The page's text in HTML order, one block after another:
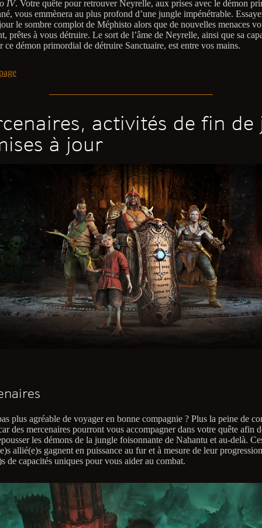
IV. Votre quête pour retrouver Neyrelle, aux prises avec le démon
vous emmènera au plus profond d’une jungle impénétrable.
le sombre complot de Méphisto alors que de nouvelles menaces
prêtes à vous détruire. Le sort de l’âme de Neyrelle, ainsi que sa
ce démon primordial de détruire Sanctuaire, est entre vos mains.
activités de fin de
à jour
plus agréable de voyager en bonne compagnie ? Plus la peine de
des mercenaires pourront vous accompagner dans votre quête afin
les démons de la jungle foisonnante de Nahantu et au-delà.
allié(e)s gagnent en puissance au fur et à mesure de leur
de capacités uniques pour vous aider au combat.